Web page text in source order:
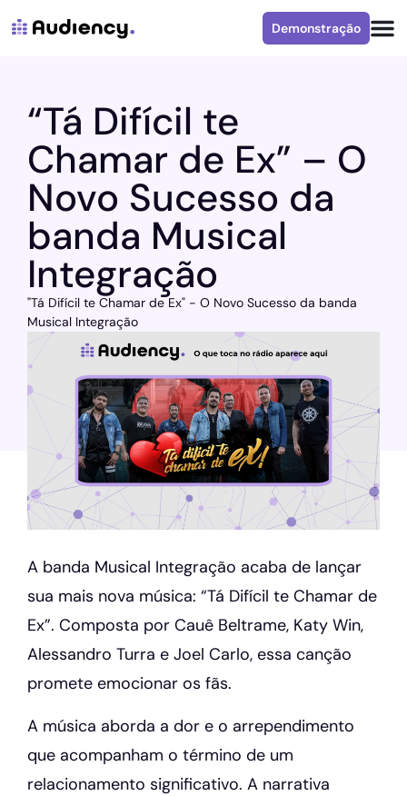
Demonstração
“Tá Difícil te
Chamar de Ex” – O
Novo Sucesso da
banda Musical
Integração
"Tá Difícil te Chamar de Ex" - O Novo Sucesso da banda
Musical Integração
A banda Musical Integração acaba de lançar
sua mais nova música: “Tá Difícil te Chamar de
Ex”. Composta por Cauê Beltrame, Katy Win,
Alessandro Turra e Joel Carlo, essa canção
promete emocionar os fãs.
A música aborda a dor e o arrependimento
que acompanham o término de um
relacionamento significativo. A narrativa